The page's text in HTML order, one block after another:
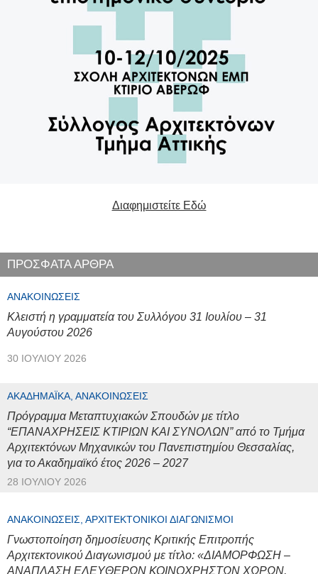
Διαφημιστείτε Εδώ
ΠΡΟΣΦΑΤΑ ΑΡΘΡΑ
ΑΝΑΚΟΙΝΏΣΕΙΣ
Κλειστή η γραμματεία του Συλλόγου 31 Ιουλίου – 31
Αυγούστου 2026
30 ΙΟΥΛΊΟΥ 2026
ΑΚΑΔΗΜΑΪΚΆ, ΑΝΑΚΟΙΝΏΣΕΙΣ
Πρόγραμμα Μεταπτυχιακών Σπουδών με τίτλο
“ΕΠΑΝΑΧΡΗΣΕΙΣ ΚΤΙΡΙΩΝ ΚΑΙ ΣΥΝΟΛΩΝ” από το Τμήμα
Αρχιτεκτόνων Μηχανικών του Πανεπιστημίου Θεσσαλίας,
για το Ακαδημαϊκό έτος 2026 – 2027
28 ΙΟΥΛΊΟΥ 2026
ΑΝΑΚΟΙΝΏΣΕΙΣ, ΑΡΧΙΤΕΚΤΟΝΙΚΟΊ ΔΙΑΓΩΝΙΣΜΟΊ
Γνωστοποίηση δημοσίευσης Κριτικής Επιτροπής
Αρχιτεκτονικού Διαγωνισμού με τίτλο: «ΔΙΑΜΟΡΦΩΣΗ –
ΑΝΑΠΛΑΣΗ ΕΛΕΥΘΕΡΩΝ ΚΟΙΝΟΧΡΗΣΤΩΝ ΧΩΡΩΝ,